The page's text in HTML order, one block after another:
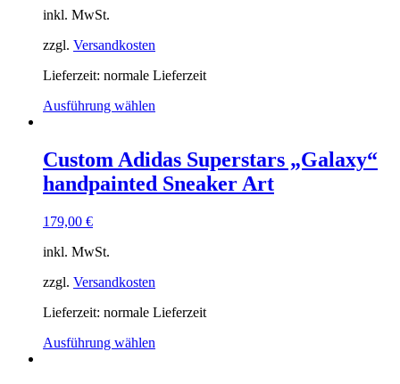
inkl. MwSt.
zzgl. Versandkosten
Lieferzeit: normale Lieferzeit
Ausführung wählen
Custom Adidas Superstars „Galaxy“
handpainted Sneaker Art
179,00 €
inkl. MwSt.
zzgl. Versandkosten
Lieferzeit: normale Lieferzeit
Ausführung wählen